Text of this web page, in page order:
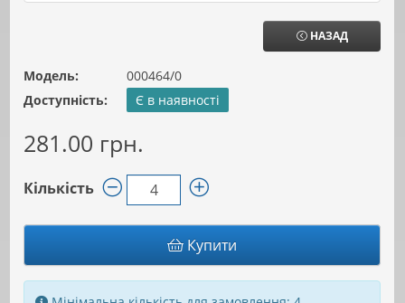
НАЗАД
Модель:
000464/0
Доступність:
Є в наявності
281.00 грн.
Кількість
Купити